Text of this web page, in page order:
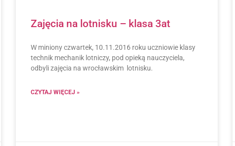
Zajęcia na lotnisku – klasa 3at
W miniony czwartek, 10.11.2016 roku uczniowie klasy
technik mechanik lotniczy, pod opieką nauczyciela,
odbyli zajęcia na wrocławskim lotnisku.
CZYTAJ WIĘCEJ »